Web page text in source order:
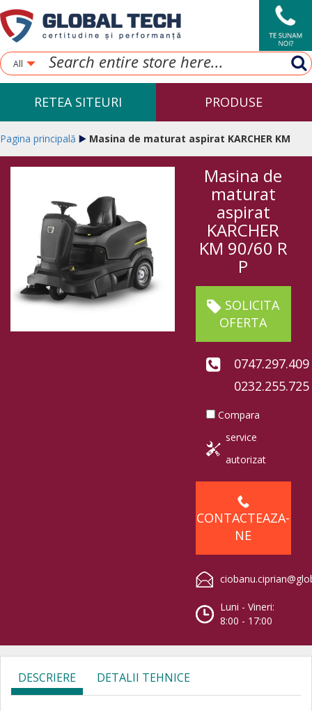
All
RETEA SITEURI PRODUSE
Pagina principală Masina de maturat aspirat KARCHER KM
Masina de
maturat
aspirat
KARCHER
KM 90/60 R
P
SOLICITA
OFERTA
0747.297.409
0232.255.725
Compara
service
autorizat
CONTACTEAZA-
NE
Luni - Vineri:
8:00 - 17:00
DESCRIERE DETALII TEHNICE